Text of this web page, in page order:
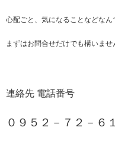
心配ごと、気になることなどなん
まずはお問合せだけでも構いま
連絡先 電話番号
０９５２－７２－６